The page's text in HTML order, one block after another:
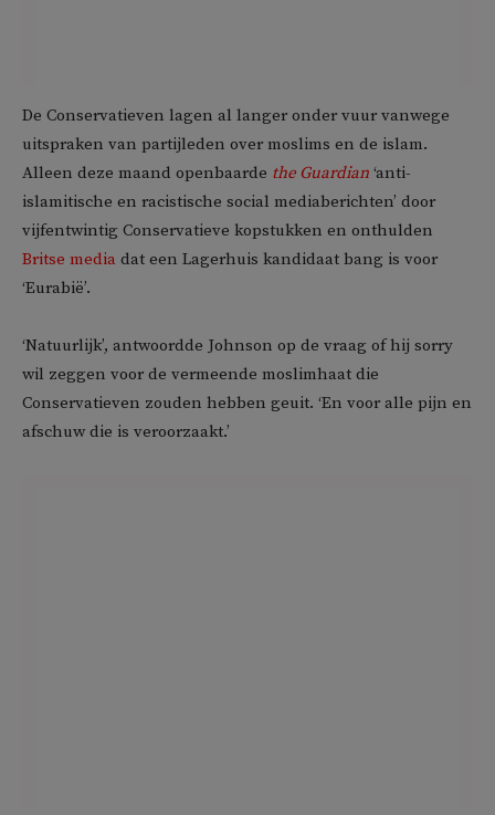
De Conservatieven lagen al langer onder vuur vanwege
uitspraken van partijleden over moslims en de islam.
Alleen deze maand openbaarde the Guardian ‘anti-
islamitische en racistische social mediaberichten’ door
vijfentwintig Conservatieve kopstukken en onthulden
Britse media dat een Lagerhuis kandidaat bang is voor
‘Eurabië’.
‘Natuurlijk’, antwoordde Johnson op de vraag of hij sorry
wil zeggen voor de vermeende moslimhaat die
Conservatieven zouden hebben geuit. ‘En voor alle pijn en
afschuw die is veroorzaakt.’